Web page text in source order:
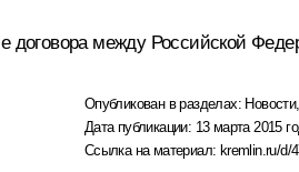
договора между Российской
Опубликован в разделах: Новости
Дата публикации: 13 марта 2015
Ссылка на материал: kremlin.ru/d/